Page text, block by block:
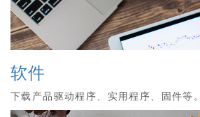
软件
下载产品驱动程序、实用程序、固件等。